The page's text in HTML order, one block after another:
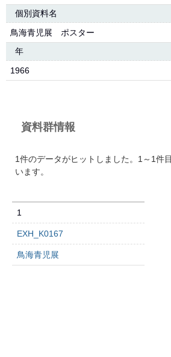
個別資料名
鳥海青児展 ポスター
年
1966
資料群情報
1件のデータがヒットしました。1～1件
います。
1
EXH_K0167
鳥海青児展